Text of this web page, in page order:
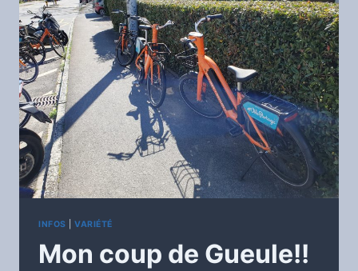
INFOS |VARIÉTÉ
Mon coup de Gueule!!